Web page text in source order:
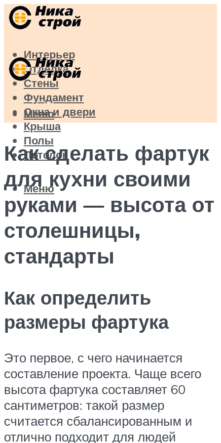
Интерьер
Отделка
Стены
Фундамент
Окна и двери
Крыша
Полы
Потолок
Меню
Меню
Как сделать фартук
для кухни своими
руками — высота от
столешницы,
стандарты
Как определить
размеры фартука
Это первое, с чего начинается
составление проекта. Чаще всего
высота фартука составляет 60
сантиметров: такой размер
считается сбалансированным и
отлично подходит для людей